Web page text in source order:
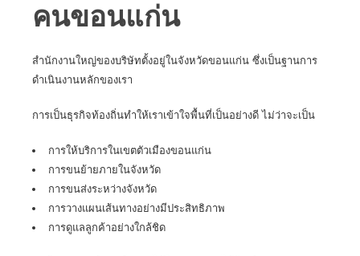
คนขอนแก่น
สำนักงานใหญ่ของบริษัทตั้งอยู่ในจังหวัดขอนแก่น ซึ่งเป็นฐานการ
ดำเนินงานหลักของเรา
การเป็นธุรกิจท้องถิ่นทำให้เราเข้าใจพื้นที่เป็นอย่างดี ไม่ว่าจะเป็น
การให้บริการในเขตตัวเมืองขอนแก่น
การขนย้ายภายในจังหวัด
การขนส่งระหว่างจังหวัด
การวางแผนเส้นทางอย่างมีประสิทธิภาพ
การดูแลลูกค้าอย่างใกล้ชิด